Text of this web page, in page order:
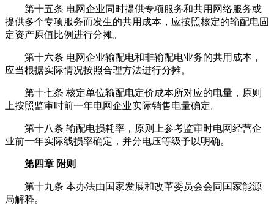
第十五条 电网企业同时提供专项服务和共用网络服务或
提供多个专项服务而发生的共用成本，应按照核定的输配电固
定资产原值比例进行分摊。
第十六条 电网企业输配电和非输配电业务的共用成本，
应当根据实际情况按照合理方法进行分摊。
第十七条 核定单位输配电定价成本所对应的电量，原则
上按照监审时前一年电网企业实际销售电量确定。
第十八条 输配电损耗率，原则上参考监审时电网经营企
业前一年实际线损率确定，并分电压等级予以明确。
第四章 附则
第十九条 本办法由国家发展和改革委员会会同国家能源
局解释。